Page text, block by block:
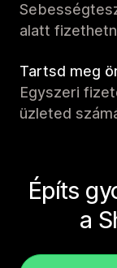
alatt
Tartsd meg
Egyszeri
üzleted
Építs
a